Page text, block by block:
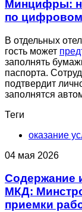
Минцифры:
по
В отдельных
гость может
заполнять
паспорта.
подтвердит
заполнятся
Теги
оказание
04 мая 2026
Содержание
МКД:
приемки